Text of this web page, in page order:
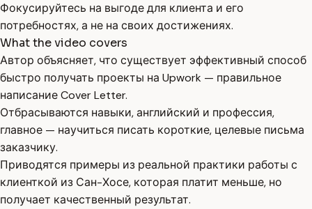
Фокусируйтесь на выгоде для клиента и его
потребностях, а не на своих достижениях.
What the video covers
Автор объясняет, что существует эффективный способ
быстро получать проекты на Upwork — правильное
написание Cover Letter.
Отбрасываются навыки, английский и профессия,
главное — научиться писать короткие, целевые письма
заказчику.
Приводятся примеры из реальной практики работы с
клиенткой из Сан-Хосе, которая платит меньше, но
получает качественный результат.